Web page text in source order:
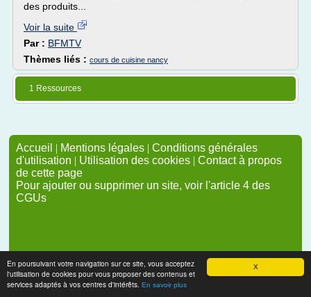
X
En poursuivant votre navigation sur ce site, vous acceptez
l'utilisation de cookies pour vous proposer des contenus et
services adaptés à vos centres d'intérêts. En savoir plus
des produits...
Voir la suite
Par : BFMTV
Thèmes liés : cours de cuisine nancy
1 Ressources
Accueil | Mentions légales | Conditions générales
d'utilisation | Utilisation des cookies | Contact à propos
de cette page
Pour ajouter ou supprimer un site, voir l'article 4 des
CGUs